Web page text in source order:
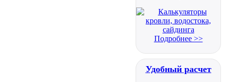
Подробнее >>
Удобный расчет